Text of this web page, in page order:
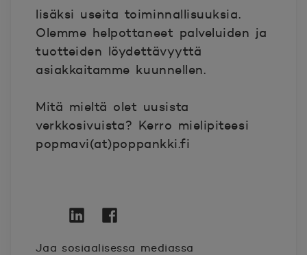
lisäksi useita toiminnallisuuksia.
Olemme helpottaneet palveluiden ja
tuotteiden löydettävyyttä
asiakkaitamme kuunnellen.
Mitä mieltä olet uusista
verkkosivuista? Kerro mielipiteesi
popmavi(at)poppankki.fi
Jaa sosiaalisessa mediassa